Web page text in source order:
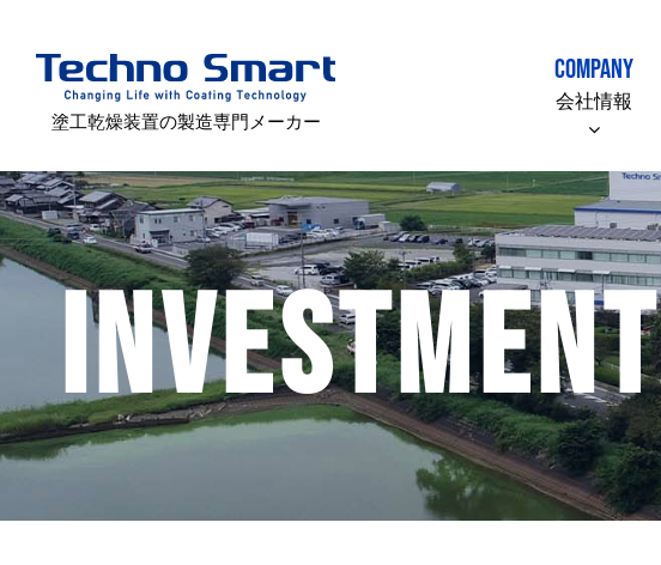
塗工乾燥装置の製造専門メーカー
COMPANY
会社情報
INVESTMENT